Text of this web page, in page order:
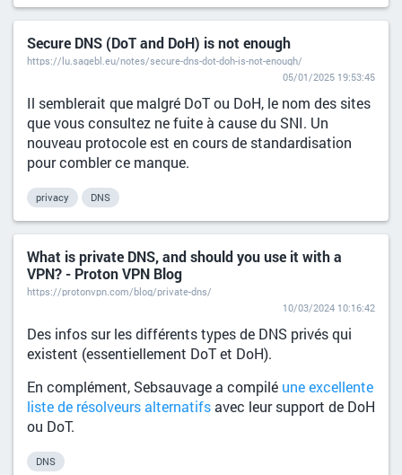
Secure DNS (DoT and DoH) is not enough
https://lu.sagebl.eu/notes/secure-dns-dot-doh-is-not-enough/
05/01/2025 19:53:45
Il semblerait que malgré DoT ou DoH, le nom des sites
que vous consultez ne fuite à cause du SNI. Un
nouveau protocole est en cours de standardisation
pour combler ce manque.
privacy DNS
What is private DNS, and should you use it with a
VPN? - Proton VPN Blog
https://protonvpn.com/blog/private-dns/
10/03/2024 10:16:42
Des infos sur les différents types de DNS privés qui
existent (essentiellement DoT et DoH).
En complément, Sebsauvage a compilé une excellente
liste de résolveurs alternatifsavec leur support de DoH
ou DoT.
DNS